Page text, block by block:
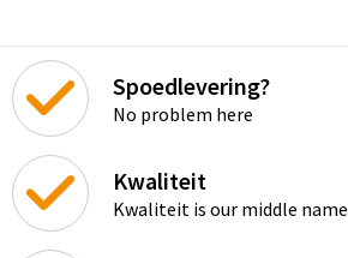
Spoedlevering?
No problem here
Kwaliteit
Kwaliteit is our middle name